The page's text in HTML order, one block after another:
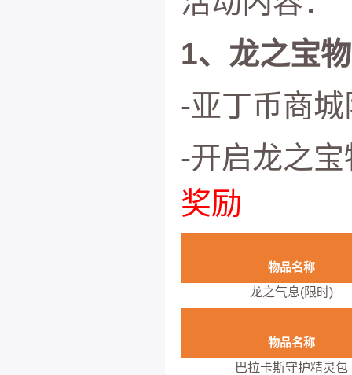
1、龙之宝
-亚丁币商
-开启龙之宝
奖励
物品名称
龙之气息(限时)
物品名称
巴拉卡斯守护精灵包